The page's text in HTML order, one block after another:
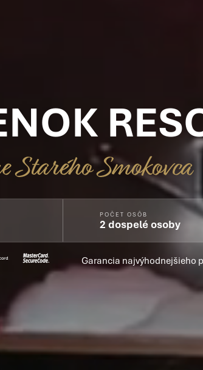
Starého Smokovca
POČET OSÔB
2 dospelé osoby
Garancia najvýhodnejšieho